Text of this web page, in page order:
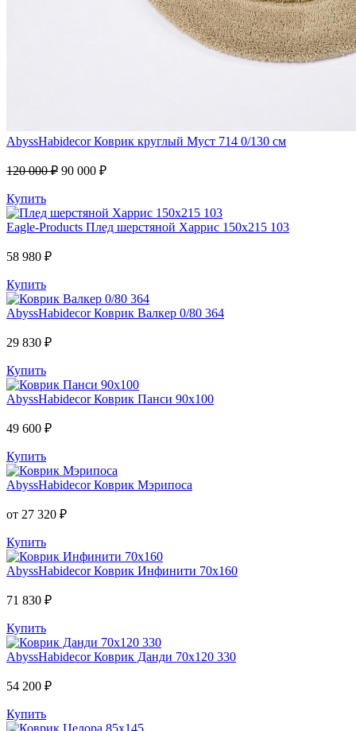
AbyssHabidecor Коврик круглый Муст 714 0/130 см
120 000 ₽ 90 000 ₽
Купить
Eagle-Products Плед шерстяной Харрис 150х215 103
58 980 ₽
Купить
AbyssHabidecor Коврик Валкер 0/80 364
29 830 ₽
Купить
AbyssHabidecor Коврик Панси 90х100
49 600 ₽
Купить
AbyssHabidecor Коврик Мэрипоса
от 27 320 ₽
Купить
AbyssHabidecor Коврик Инфинити 70х160
71 830 ₽
Купить
AbyssHabidecor Коврик Данди 70х120 330
54 200 ₽
Купить